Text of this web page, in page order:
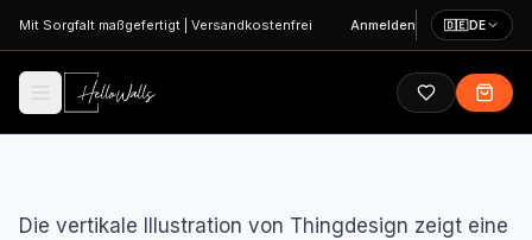
Zum Hauptinhalt springen
Mit Sorgfalt maßgefertigt Versandkostenfrei Anmelden 🇩🇪DE
Die vertikale Illustration von Thingdesign zeigt eine